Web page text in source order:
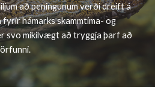
að peningunum verði dreift á
fyrir hámarks skammtíma- og
svo mikilvægt að tryggja þarf að